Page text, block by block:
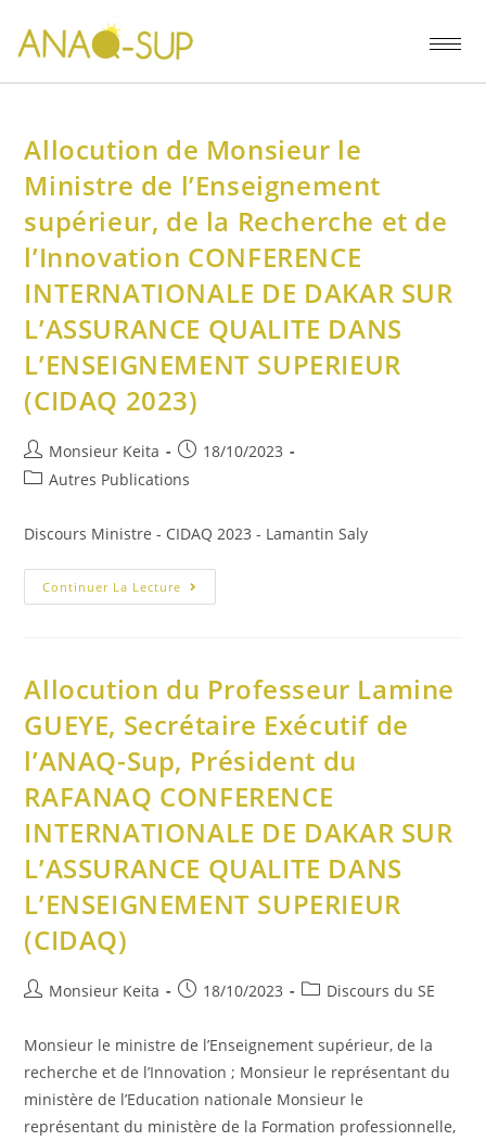
Allocution de Monsieur le
Ministre de l’Enseignement
supérieur, de la Recherche et de
l’Innovation CONFERENCE
INTERNATIONALE DE DAKAR SUR
L’ASSURANCE QUALITE DANS
L’ENSEIGNEMENT SUPERIEUR
(CIDAQ 2023)
Monsieur Keita
18/10/2023
Autres Publications
Discours Ministre - CIDAQ 2023 - Lamantin Saly
Continuer La Lecture
Allocution du Professeur Lamine
GUEYE, Secrétaire Exécutif de
l’ANAQ-Sup, Président du
RAFANAQ CONFERENCE
INTERNATIONALE DE DAKAR SUR
L’ASSURANCE QUALITE DANS
L’ENSEIGNEMENT SUPERIEUR
(CIDAQ)
Monsieur Keita 18/10/2023 Discours du SE
Monsieur le ministre de l’Enseignement supérieur, de la
recherche et de l’Innovation ; Monsieur le représentant du
ministère de l’Education nationale Monsieur le
représentant du ministère de la Formation professionnelle,